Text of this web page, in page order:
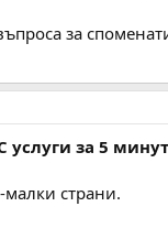
за
услуги за 5
страни.